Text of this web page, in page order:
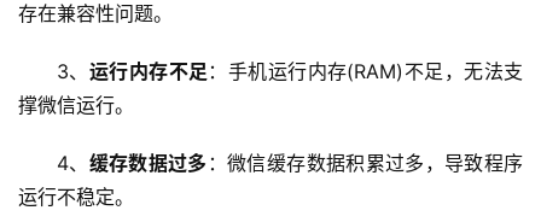
存在兼容性问题。
3、 运行内存不足 ：手机运行内存(RAM)不足，无法支
撑微信运行。
4、 缓存数据过多 ：微信缓存数据积累过多，导致程序
运行不稳定。